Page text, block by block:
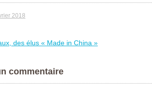
2018
des élus « Made in China »
commentaire